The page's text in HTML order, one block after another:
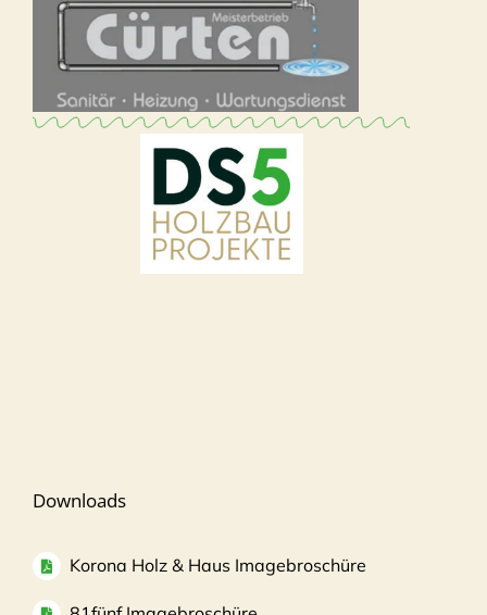
Downloads
Korona Holz & Haus Imagebroschüre